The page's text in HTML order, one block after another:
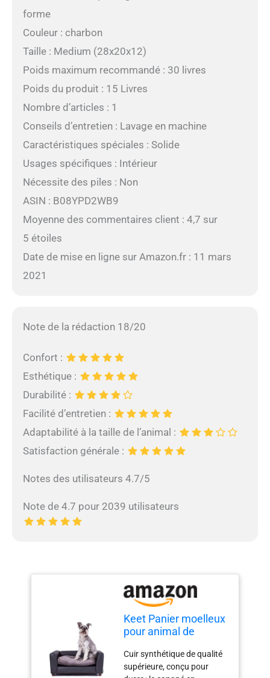
forme
Couleur : charbon
Taille : Medium (28x20x12)
Poids maximum recommandé : 30 livres
Poids du produit : 15 Livres
Nombre d’articles : 1
Conseils d’entretien : Lavage en machine
Caractéristiques spéciales : Solide
Usages spécifiques : Intérieur
Nécessite des piles : Non
ASIN : B08YPD2WB9
Moyenne des commentaires client : 4,7 sur
5 étoiles
Date de mise en ligne sur Amazon.fr : 11 mars
2021
Note de la rédaction 18/20
Confort :
Esthétique :
Durabilité :
Facilité d’entretien :
Adaptabilité à la taille de l’animal :
Satisfaction générale :
Notes des utilisateurs 4.7/5
Note de 4.7 pour 2039 utilisateurs
Keet Panier moelleux
pour animal de
Cuir synthétique de qualité
supérieure, conçu pour